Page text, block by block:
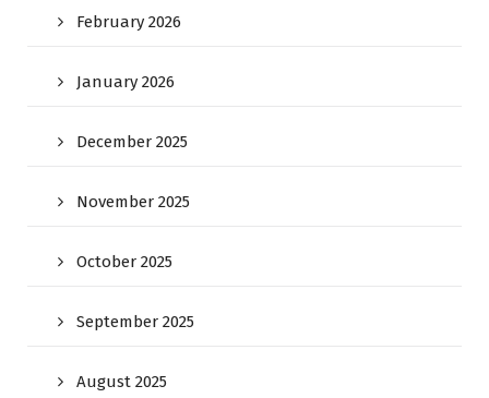
February 2026
January 2026
December 2025
November 2025
October 2025
September 2025
August 2025